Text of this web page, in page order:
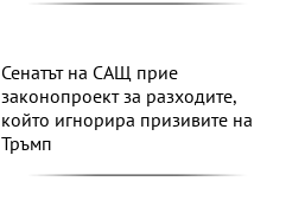
Сенатът на САЩ прие
законопроект за разходите,
който игнорира призивите на
Тръмп